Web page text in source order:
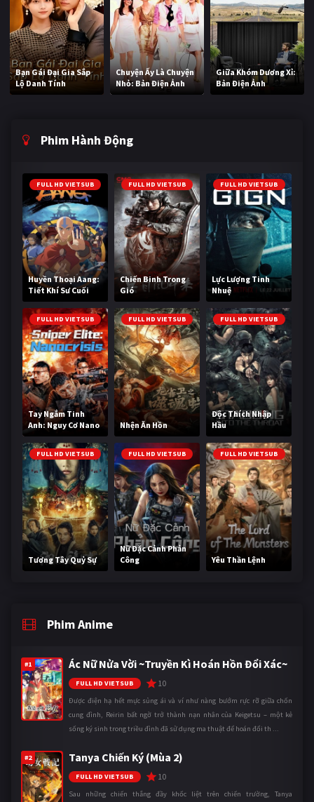
Bạn Gái Đại Gia Sắp
Lộ Danh Tính
Chuyện Ấy Là Chuyện
Nhỏ: Bản Điện Ảnh
Giữa Khóm Dương Xỉ:
Bản Điện Ảnh
Phim Hành Động
FULL HD VIETSUB
Huyền Thoại Aang:
Tiết Khí Sư Cuối
Cùng
FULL HD VIETSUB
Chiến Binh Trong
Gió
FULL HD VIETSUB
Lực Lượng Tinh
Nhuệ
FULL HD VIETSUB
Tay Ngắm Tinh
Anh: Nguy Cơ Nano
FULL HD VIETSUB
Nhện Ăn Hồn
FULL HD VIETSUB
Độc Thích Nhập
Hầu
FULL HD VIETSUB
Tương Tây Quỷ Sự
FULL HD VIETSUB
Nữ Đặc Cảnh Phản
Công
FULL HD VIETSUB
Yêu Thần Lệnh
Phim Anime
#1 Ác Nữ Nửa Vời ~Truyền Kì Hoán Hồn Đổi Xác~
FULL HD VIETSUB 10
Được điện hạ hết mực sủng ái và ví như nàng bướm rực rỡ giữa chốn
cung đình, Reirin bất ngờ trở thành nạn nhân của Keigetsu – một kẻ
sống ký sinh trong triều đình đã sử dụng ma thuật để hoán đổi th ...
#2 Tanya Chiến Ký (Mùa 2)
FULL HD VIETSUB 10
Sau những chiến thắng đầy khốc liệt trên chiến trường, Tanya